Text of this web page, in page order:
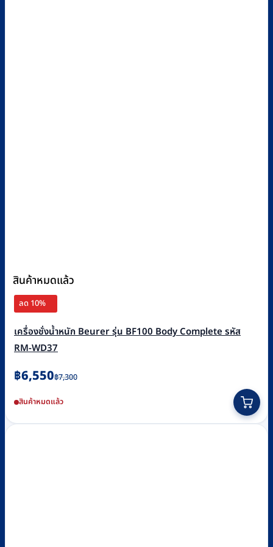
สินค้าหมดแล้ว
ลด 10%
เครื่องชั่งน้ำหนัก Beurer รุ่น BF100 Body Complete รหัส
RM-WD37
฿7,300
Original
was:
฿7,300.
฿6,550
Current
is:
฿6,550.
สินค้าหมดแล้ว